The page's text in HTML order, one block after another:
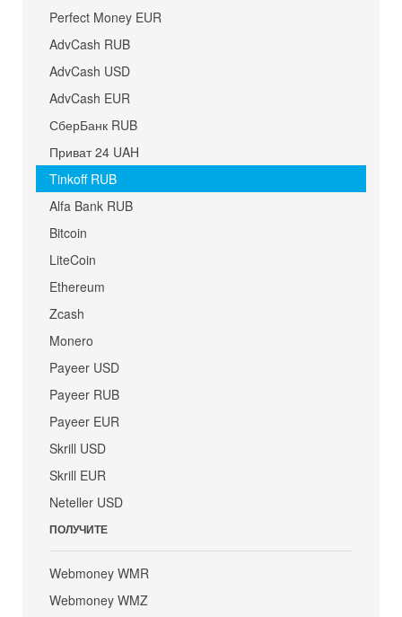
Perfect Money EUR
AdvCash RUB
AdvCash USD
AdvCash EUR
СберБанк RUB
Приват 24 UAH
Tinkoff RUB
Alfa Bank RUB
Bitcoin
LiteCoin
Ethereum
Zcash
Monero
Payeer USD
Payeer RUB
Payeer EUR
Skrill USD
Skrill EUR
Neteller USD
ПОЛУЧИТЕ
Webmoney WMR
Webmoney WMZ